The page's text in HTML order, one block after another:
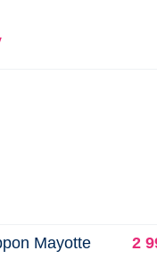
Mayotte 2